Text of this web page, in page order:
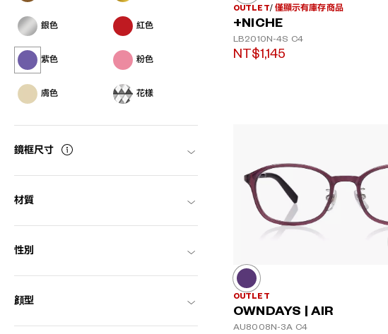
銀色 紅色
紫色 粉色
膚色 花樣
鏡框尺寸
材質
性別
顔型
OUTLET 僅顯示有庫存商品
+NICHE
LB2010N-4S C4
NT$1,145
OUTLET
OWNDAYS | AIR
AU8008N-3A C4